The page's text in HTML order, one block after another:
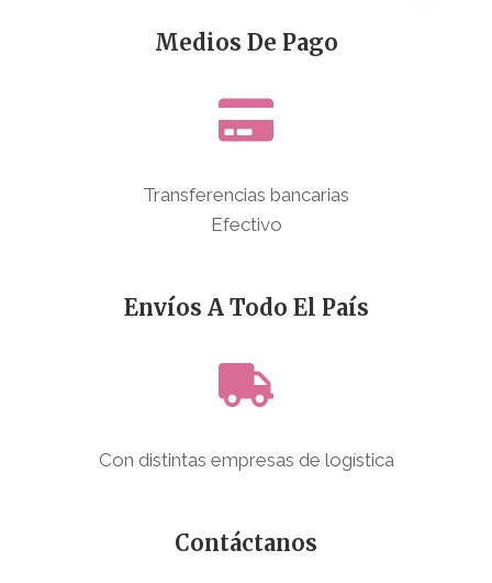
Medios De Pago
Transferencias bancarias
Efectivo
Envíos A Todo El País
Con distintas empresas de logística
Contáctanos